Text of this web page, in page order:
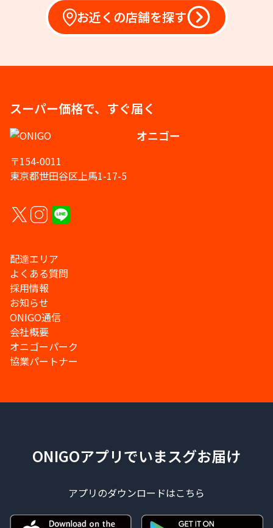
お近くの店舗を探す
スーパー価格で、すぐ届く
オニゴー
〒154-0011
東京都世田谷区上馬1-17-5
配達エリア
よくある質問
採用情報
お知らせ
ONIGO通信
会社概要
オニゴーパーク
協業パートナー
ONIGOアプリでいまスグお届け
アプリのダウンロードはこちら